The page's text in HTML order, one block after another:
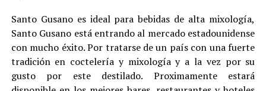
Santo Gusano es ideal para bebidas de alta mixología,
Santo Gusano está entrando al mercado estadounidense
con mucho éxito. Por tratarse de un país con una fuerte
tradición en coctelería y mixología y a la vez por su
gusto por este destilado. Proximamente estará